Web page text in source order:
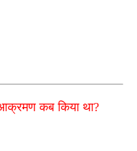
कब किया था?